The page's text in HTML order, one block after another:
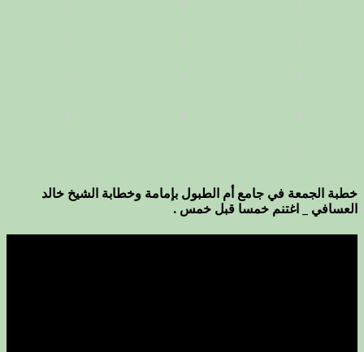
خطبة الجمعة في جامع أم الطبول بإمامة وخطابة الشيخ خالد
العسافي _ اغتنم خمسا قبل خمس .